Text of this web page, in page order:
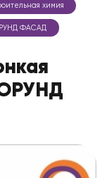
химия
ФАСАД